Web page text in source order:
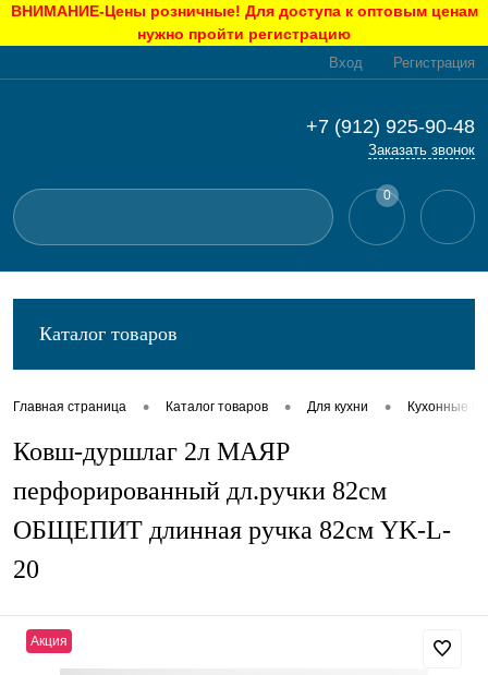
ВНИМАНИЕ-Цены розничные! Для доступа к оптовым ценам
нужно пройти регистрацию
Вход Регистрация
+7 (912) 925-90-48
Заказать звонок
0
Каталог товаров
Главная страница • Каталог товаров • Для кухни • Кухонные
Ковш-дуршлаг 2л МАЯР
перфорированный дл.ручки 82см
ОБЩЕПИТ длинная ручка 82см YK-L-
20
Акция